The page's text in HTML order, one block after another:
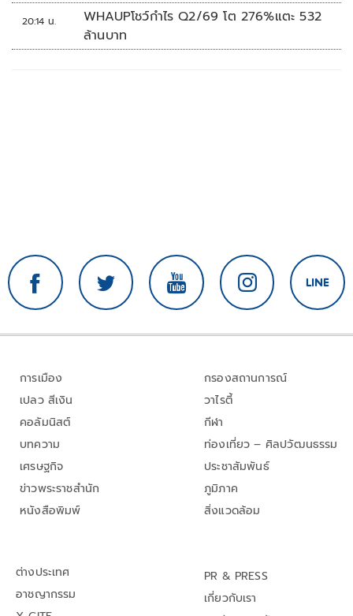
20:14 น.
WHAUPโชว์กำไร Q2/69 โต 276%แตะ 532
ล้านบาท
การเมือง
เปลว สีเงิน
คอลัมนิสต์
บทความ
เศรษฐกิจ
ข่าวพระราชสำนัก
หนังสือพิมพ์
กรองสถานการณ์
วาไรตี้
กีฬา
ท่องเที่ยว – ศิลปวัฒนธรรม
ประชาสัมพันธ์
ภูมิภาค
สิ่งแวดล้อม
ต่างประเทศ
อาชญากรรม
PR & PRESS
เกี่ยวกับเรา